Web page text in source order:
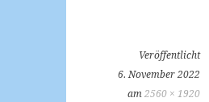
Veröffentlicht
6. November 2022
am 2560 × 1920